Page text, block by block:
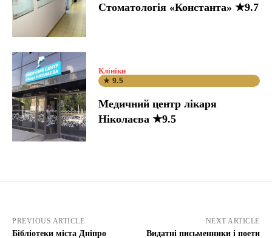
Стоматологія «Константа» ★9.7
Клініки
★ 9.5
Медичний центр лікаря
Ніколаєва ★9.5
PREVIOUS ARTICLE
Бібліотеки міста Дніпро
NEXT ARTICLE
Видатні письменники і поети